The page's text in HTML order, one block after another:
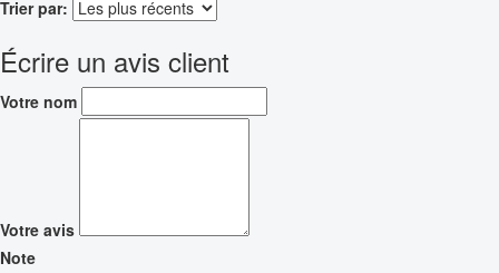
Trier par:
Écrire un avis client
Votre nom
Votre avis
Note